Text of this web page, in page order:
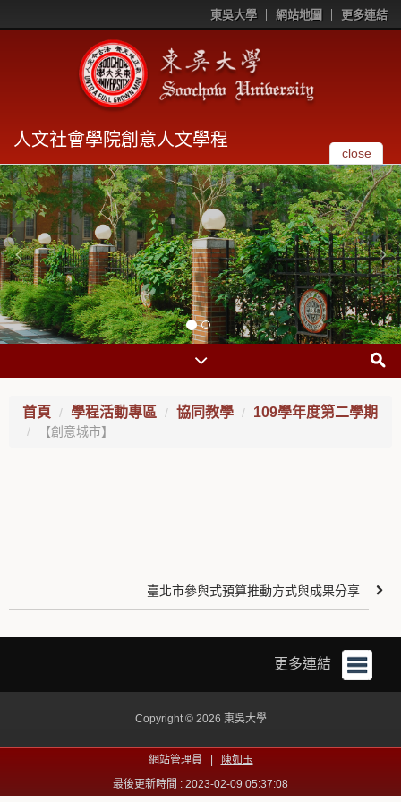
東吳大學 網站地圖 更多連結
人文社會學院創意人文學程
close
首頁 學程活動專區 協同教學 109學年度第二學期
【創意城市】
臺北市參與式預算推動方式與成果分享
更多連結
Copyright © 2026 東吳大學
網站管理員 |
陳如玉
最後更新時間 : 2023-02-09 05:37:08